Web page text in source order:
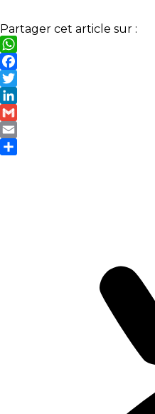
Partager cet article sur :
WhatsApp
Facebook
Twitter
LinkedIn
Gmail
Email